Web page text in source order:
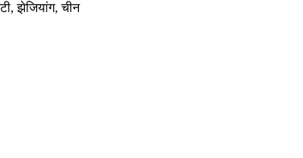
झेजियांग, चीन